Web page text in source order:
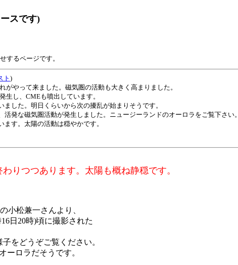
スです)
するページです。
ト )
がやって来ました。磁気圏の活動も大きく高まりました。
し、CMEも噴出しています。
した。明日くらいから次の擾乱が始まりそうです。
発な磁気圏活動が発生しました。ニュージーランドのオーロラをご覧下さい。
す。太陽の活動は穏やかです。
りつつあります。太陽も概ね静穏です。
小松兼一さんより、
日20時)頃に撮影された
をどうぞご覧ください。
ーロラだそうです。